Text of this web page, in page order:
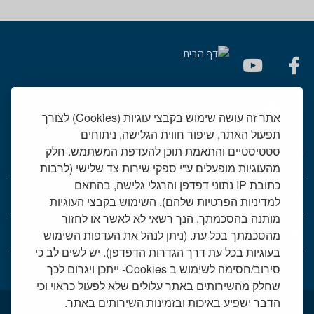
אתר זה עושה שימוש בקבצי עוגיות (Cookies) לצורך
תפעול האתר, שיפור חווית הגלישה, ניתוחים
סטטיסטיים והתאמת תוכן להעדפת המשתמש. חלק
מהעוגיות מופעלים ע"י ספקי שירות צד שלישי (לרבות
כתובת IP נתוני דפדפן והרגלי גלישה, בהתאם
למדיניות הפרטיות שלהם). השימוש בקבצי העוגיות
מותנה בהסכמתך, הנך רשאי לא לאשר או לחזור
מהסכמתך בכל עת. (ניתן לנהל את העדפות השימוש
בעוגיות בכל עת דרך הגדרות הדפדפן). יש לשים לב כי
סירוב/חסימה לשימוש ב Cookies- ייתכן ויגרום לכך
שחלק מהשירותים באתר עלולים שלא לפעול כראוי וכי
הדבר ישפיע באיכות ובזמינות השירותים באתר.
יחידות רפואיות
אודות המרכז הרפואי שמיר
שמיר אישי - פורטל מטופלים
טלמדיסין - שירות וידאו למרפאות חוץ